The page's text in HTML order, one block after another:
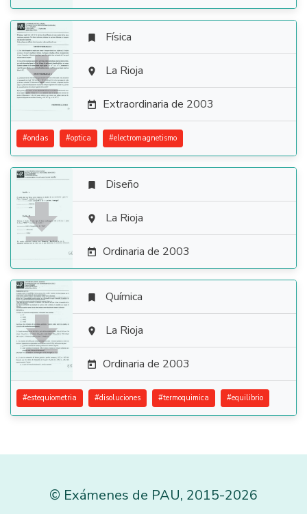

 Física
 La Rioja
 Extraordinaria de 2003
#ondas #optica #electromagnetismo

 Diseño
 La Rioja
 Ordinaria de 2003

 Química
 La Rioja
 Ordinaria de 2003
#estequiometria #disoluciones #termoquimica #equilibrio
© Exámenes de PAU, 2015-2026